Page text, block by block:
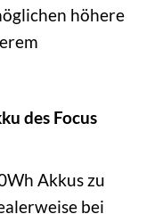
höhere
des Focus
Akkus zu
bei